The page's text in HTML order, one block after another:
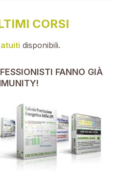
CORSI
disponibili.
FANNO GIÀ